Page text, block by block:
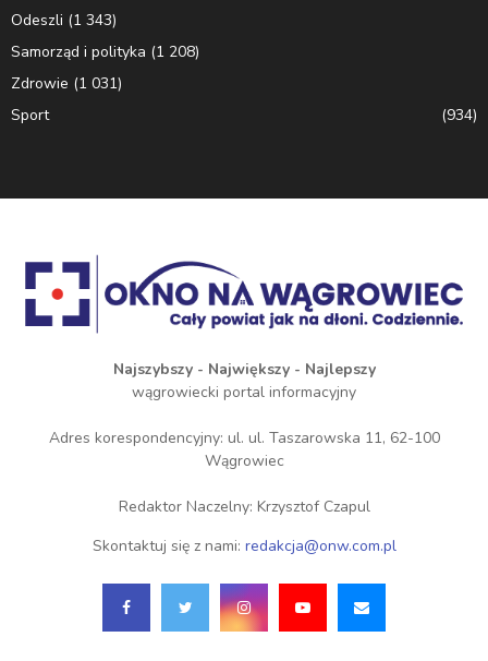
Odeszli (1 343)
Samorząd i polityka (1 208)
Zdrowie (1 031)
Sport
(934)
Najszybszy - Największy - Najlepszy
wągrowiecki portal informacyjny
Adres korespondencyjny: ul. ul. Taszarowska 11, 62-100
Wągrowiec
Redaktor Naczelny: Krzysztof Czapul
Skontaktuj się z nami: redakcja@onw.com.pl